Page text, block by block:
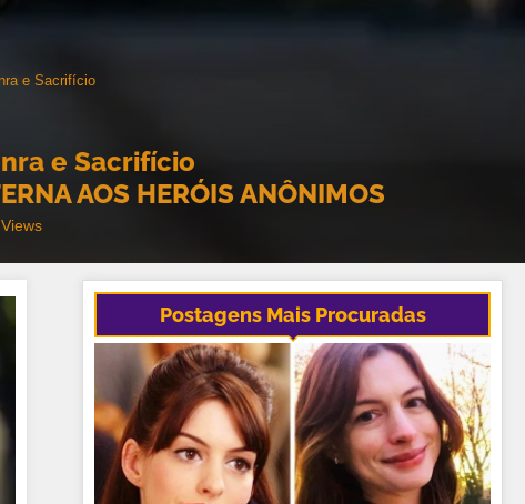
e Sacrifício
e Sacrifício
AOS HERÓIS ANÔNIMOS
Views
Postagens Mais Procuradas